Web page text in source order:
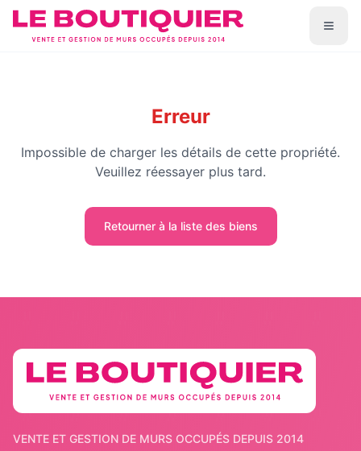
Erreur
Impossible de charger les détails de cette propriété.
Veuillez réessayer plus tard.
Retourner à la liste des biens
VENTE ET GESTION DE MURS OCCUPÉS DEPUIS 2014